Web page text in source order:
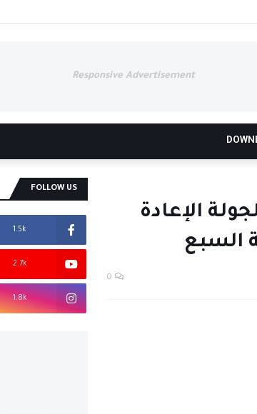
Responsive Advertisement
الإعادة
0
FOLLOW US
1.5k
2.7k
1.8k